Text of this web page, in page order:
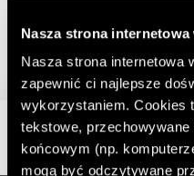
Nasza strona
Nasza strona internetowa
zapewnić ci najlepsze
wykorzystaniem. Cookies
tekstowe,
końcowym (np.
mogą być odczytywane